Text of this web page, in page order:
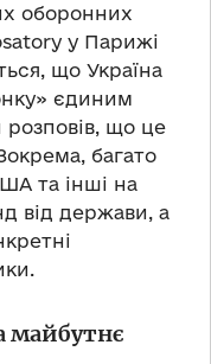
оборонних
у Парижі
що Україна
єдиним
що це
багато
та інші на
від держави, а
майбутнє